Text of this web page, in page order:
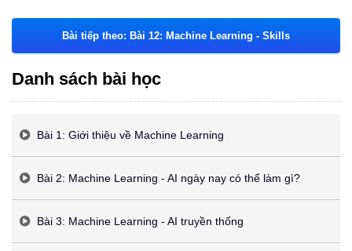
Bài tiếp theo: Bài 12: Machine Learning - Skills
Danh sách bài học
Bài 1: Giới thiệu về Machine Learning
Bài 2: Machine Learning - AI ngày nay có thể làm gì?
Bài 3: Machine Learning - AI truyền thống